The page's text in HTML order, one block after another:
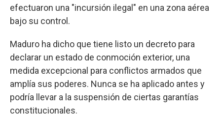
efectuaron una "incursión ilegal" en una zona aérea
bajo su control.
Maduro ha dicho que tiene listo un decreto para
declarar un estado de conmoción exterior, una
medida excepcional para conflictos armados que
amplía sus poderes. Nunca se ha aplicado antes y
podría llevar a la suspensión de ciertas garantías
constitucionales.